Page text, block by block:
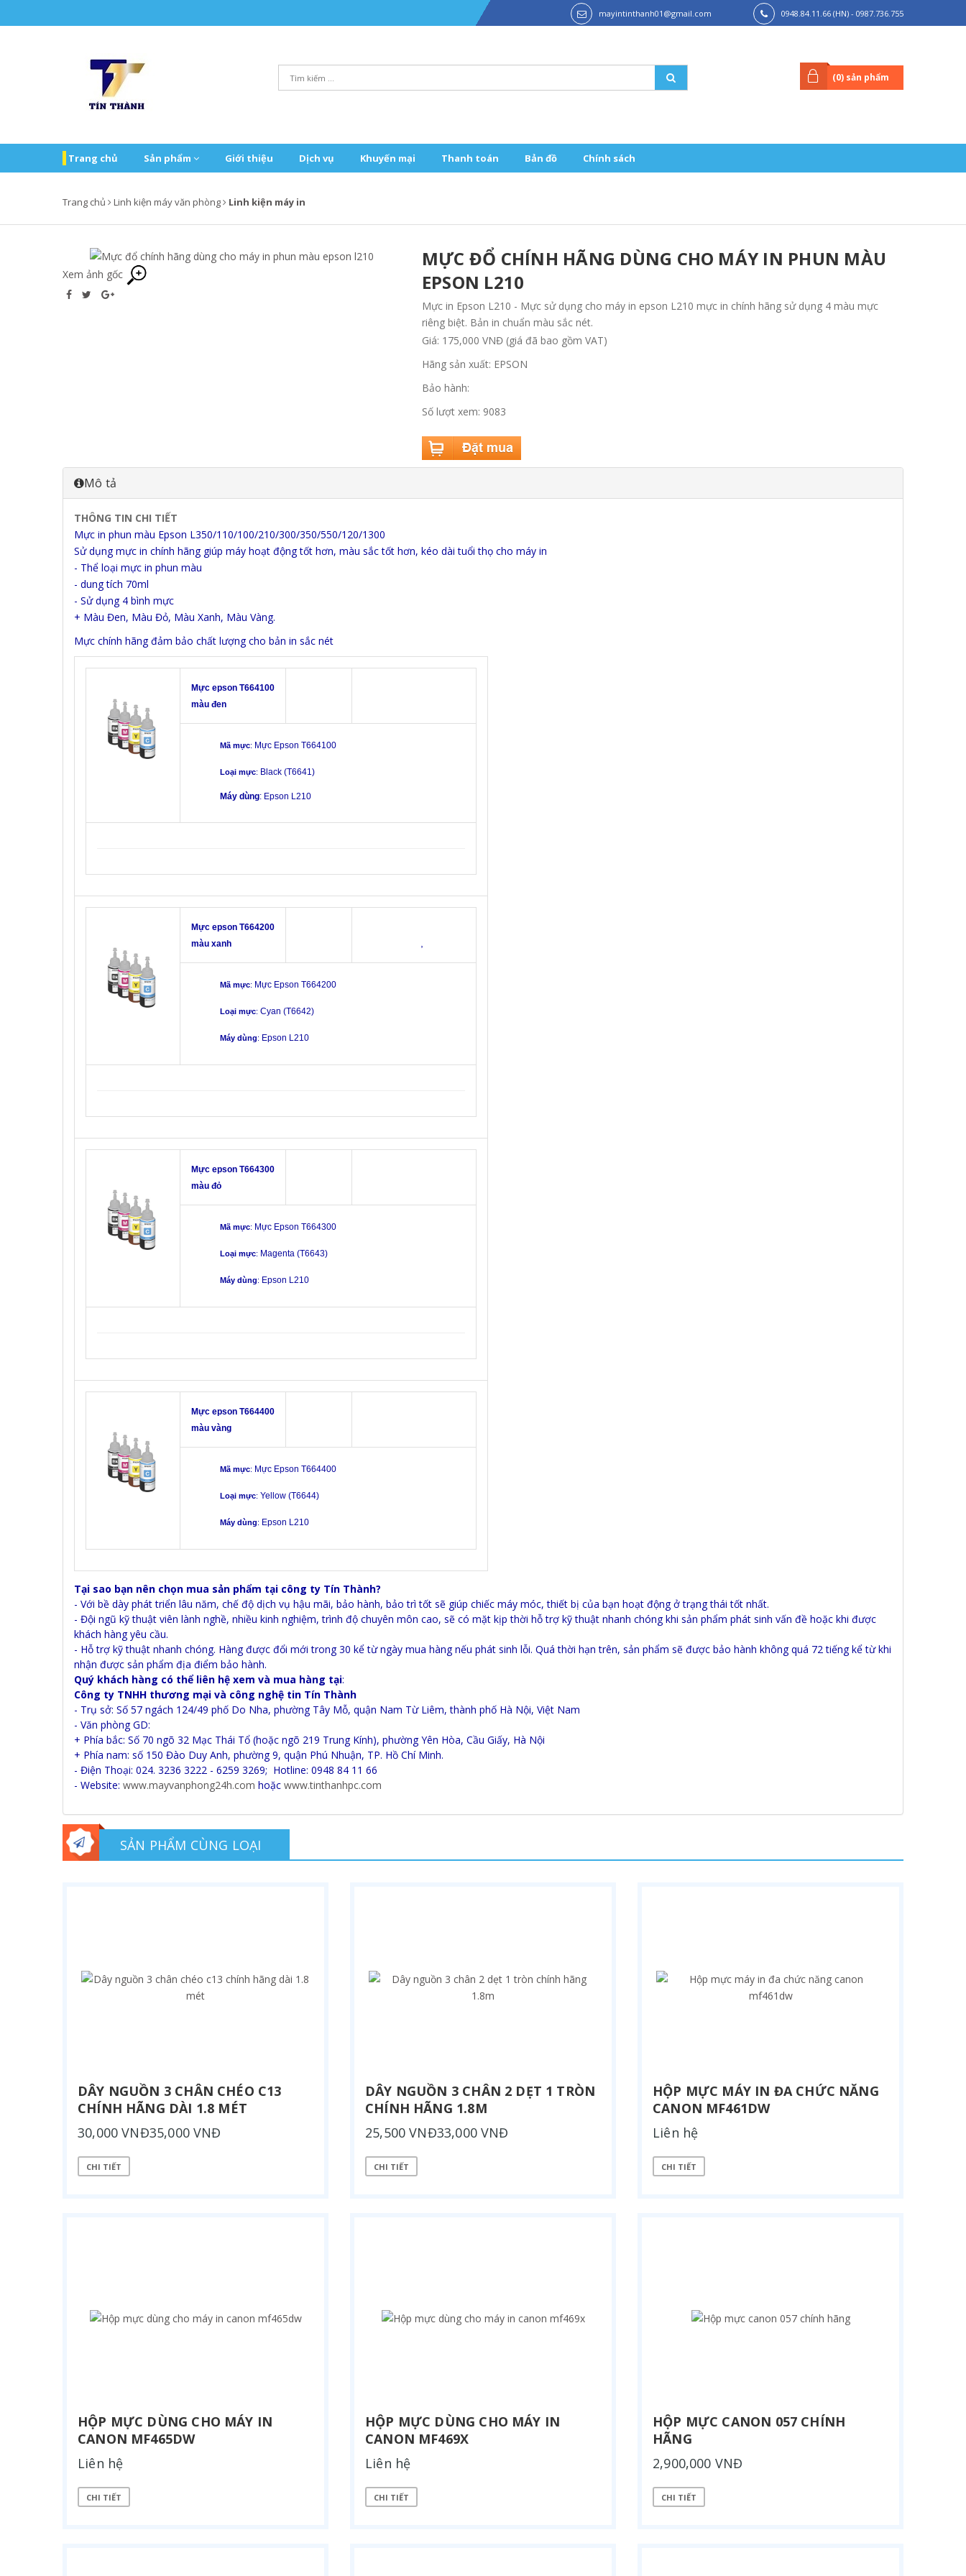
mayintinthanh01@gmail.com 0948.84.11.66 (HN) - 0987.736.755
(0) sản phẩm
Trang chủ Sản phẩm Giới thiệu Dịch vụ Khuyến mại Thanh toán Bản đồ Chính sách
Trang chủ Linh kiện máy văn phòng Linh kiện máy in
Xem ảnh gốc
MỰC ĐỔ CHÍNH HÃNG DÙNG CHO MÁY IN PHUN MÀU
EPSON L210
Mực in Epson L210 - Mực sử dụng cho máy in epson L210 mực in chính hãng sử dụng 4 màu mực
riêng biệt. Bản in chuẩn màu sắc nét.
Giá: 175,000 VNĐ (giá đã bao gồm VAT)
Hãng sản xuất: EPSON
Bảo hành:
Số lượt xem: 9083
Mô tả
THÔNG TIN CHI TIẾT
Mực in phun màu Epson L350/110/100/210/300/350/550/120/1300
Sử dụng mực in chính hãng giúp máy hoạt động tốt hơn, màu sắc tốt hơn, kéo dài tuổi thọ cho máy in
- Thể loại mực in phun màu
- dung tích 70ml
- Sử dụng 4 bình mực
+ Màu Đen, Màu Đỏ, Màu Xanh, Màu Vàng.
Mực chính hãng đảm bảo chất lượng cho bản in sắc nét
Mực epson T664100
màu đen
Mã mực: Mực Epson T664100
Loại mực: Black (T6641)
Máy dùng: Epson L210
Mực epson T664200
màu xanh
Mã mực: Mực Epson T664200
Loại mực: Cyan (T6642)
Máy dùng: Epson L210
Mực epson T664300
màu đỏ
Mã mực: Mực Epson T664300
Loại mực: Magenta (T6643)
Máy dùng: Epson L210
Mực epson T664400
màu vàng
Mã mực: Mực Epson T664400
Loại mực: Yellow (T6644)
Máy dùng: Epson L210
Tại sao bạn nên chọn mua sản phẩm tại công ty Tín Thành?
- Với bề dày phát triển lâu năm, chế độ dịch vụ hậu mãi, bảo hành, bảo trì tốt sẽ giúp chiếc máy móc, thiết bị của bạn hoạt động ở trạng thái tốt nhất.
- Đội ngũ kỹ thuật viên lành nghề, nhiều kinh nghiệm, trình độ chuyên môn cao, sẽ có mặt kịp thời hỗ trợ kỹ thuật nhanh chóng khi sản phẩm phát sinh vấn đề hoặc khi được
khách hàng yêu cầu.
- Hỗ trợ kỹ thuật nhanh chóng. Hàng được đổi mới trong 30 kể từ ngày mua hàng nếu phát sinh lỗi. Quá thời hạn trên, sản phẩm sẽ được bảo hành không quá 72 tiếng kể từ khi
nhận được sản phẩm địa điểm bảo hành.
Quý khách hàng có thể liên hệ xem và mua hàng tại:
Công ty TNHH thương mại và công nghệ tin Tín Thành
- Trụ sở: Số 57 ngách 124/49 phố Do Nha, phường Tây Mỗ, quận Nam Từ Liêm, thành phố Hà Nội, Việt Nam
- Văn phòng GD:
+ Phía bắc: Số 70 ngõ 32 Mạc Thái Tổ (hoặc ngõ 219 Trung Kính), phường Yên Hòa, Cầu Giấy, Hà Nội
+ Phía nam: số 150 Đào Duy Anh, phường 9, quận Phú Nhuận, TP. Hồ Chí Minh.
- Điện Thoại: 024. 3236 3222 - 6259 3269; Hotline: 0948 84 11 66
- Website: www.mayvanphong24h.com hoặc www.tinthanhpc.com
SẢN PHẨM CÙNG LOẠI
DÂY NGUỒN 3 CHÂN CHÉO C13
CHÍNH HÃNG DÀI 1.8 MÉT
30,000 VNĐ35,000 VNĐ
CHI TIẾT
DÂY NGUỒN 3 CHÂN 2 DẸT 1 TRÒN
CHÍNH HÃNG 1.8M
25,500 VNĐ33,000 VNĐ
CHI TIẾT
HỘP MỰC MÁY IN ĐA CHỨC NĂNG
CANON MF461DW
Liên hệ
CHI TIẾT
HỘP MỰC DÙNG CHO MÁY IN
CANON MF465DW
Liên hệ
CHI TIẾT
HỘP MỰC DÙNG CHO MÁY IN
CANON MF469X
Liên hệ
CHI TIẾT
HỘP MỰC CANON 057 CHÍNH
HÃNG
2,900,000 VNĐ
CHI TIẾT